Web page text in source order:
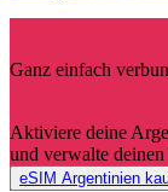
Ganz einfach
Aktiviere deine
und verwalte
eSIM Argentinien